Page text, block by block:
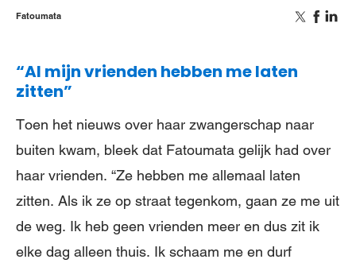
Fatoumata
“Al mijn vrienden hebben me laten
zitten”
Toen het nieuws over haar zwangerschap naar
buiten kwam, bleek dat Fatoumata gelijk had over
haar vrienden. “Ze hebben me allemaal laten
zitten. Als ik ze op straat tegenkom, gaan ze me uit
de weg. Ik heb geen vrienden meer en dus zit ik
elke dag alleen thuis. Ik schaam me en durf